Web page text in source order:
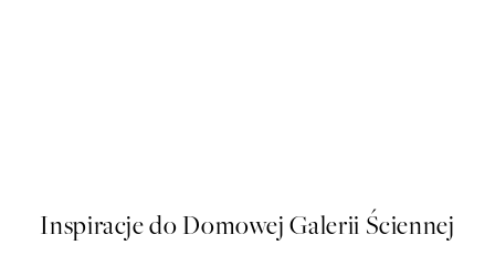
Inspiracje do Domowej Galerii Ściennej